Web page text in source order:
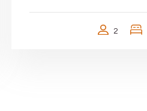
2